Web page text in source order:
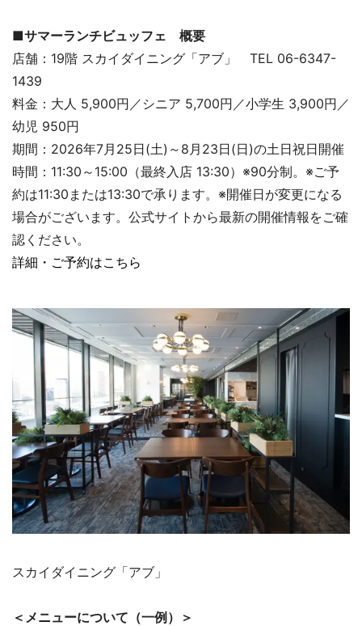
■サマーランチビュッフェ 概要
店舗：19階 スカイダイニング「アブ」 TEL 06-6347-
1439
料金：大人 5,900円／シニア 5,700円／小学生 3,900円／
幼児 950円
期間：2026年7月25日(土)～8月23日(日)の土日祝日開催
時間：11:30～15:00（最終入店 13:30）※90分制。※ご予
約は11:30または13:30で承ります。※開催日が変更になる
場合がございます。公式サイトから最新の開催情報をご確
認ください。
詳細・ご予約はこちら
スカイダイニング「アブ」
＜メニューについて（一例）＞